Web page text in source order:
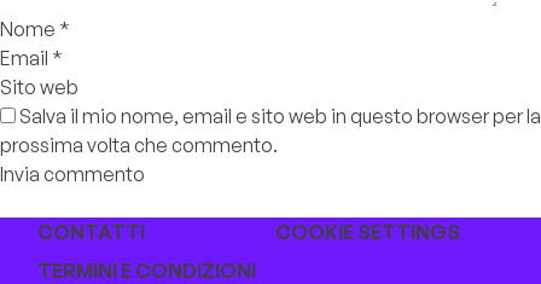
Nome *
Email *
Sito web
Salva il mio nome, email e sito web in questo browser per la
prossima volta che commento.
CONTATTI
COOKIE SETTINGS
TERMINI E CONDIZIONI